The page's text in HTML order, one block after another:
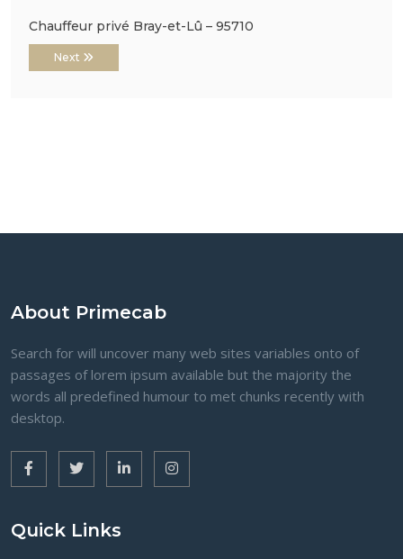
Chauffeur privé Bray-et-Lû – 95710
Next
About Primecab
Search for will uncover many web sites variables onto of
passages of lorem ipsum available but the majority the
words all predefined humour to met chunks recently with
desktop.
Quick Links